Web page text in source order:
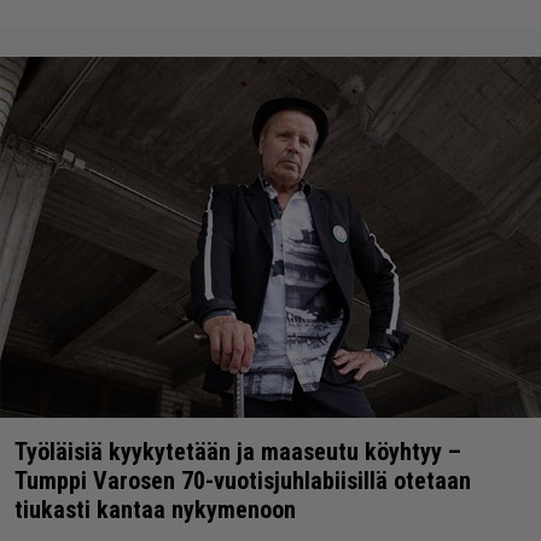
Työläisiä kyykytetään ja maaseutu köyhtyy –
Tumppi Varosen 70-vuotisjuhlabiisillä otetaan
tiukasti kantaa nykymenoon